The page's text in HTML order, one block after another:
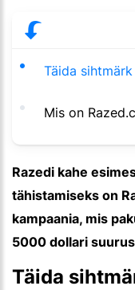
Täida
Mis on
Razedi kahe
tähistamiseks on
kampaania, mis
5000 dollari
Täida